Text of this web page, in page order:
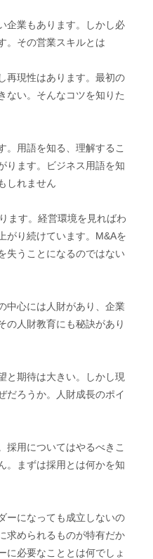
企業もあります。しかし必
。その営業スキルとは
再現性はあります。最初の
ない。そんなコツを知りた
用語を知る、理解するこ
ります。ビジネス用語を知
しれません
ます。経営環境を見ればわ
がり続けています。M&Aを
失うことになるのではない
中心には人財があり、企業
の人財教育にも秘訣があり
と期待は大きい。しかし現
だろうか。人財成長のポイ
用についてはやるべきこ
。まずは採用とは何かを知
ーになっても成立しないの
求められるものが特有だか
に必要なこととは何でしょ